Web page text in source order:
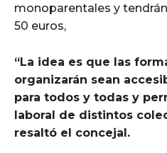
monoparentales y
50 euros,
“La idea es que las
organizarán sean
para todos y todas y
laboral de distintos
resaltó el concejal.